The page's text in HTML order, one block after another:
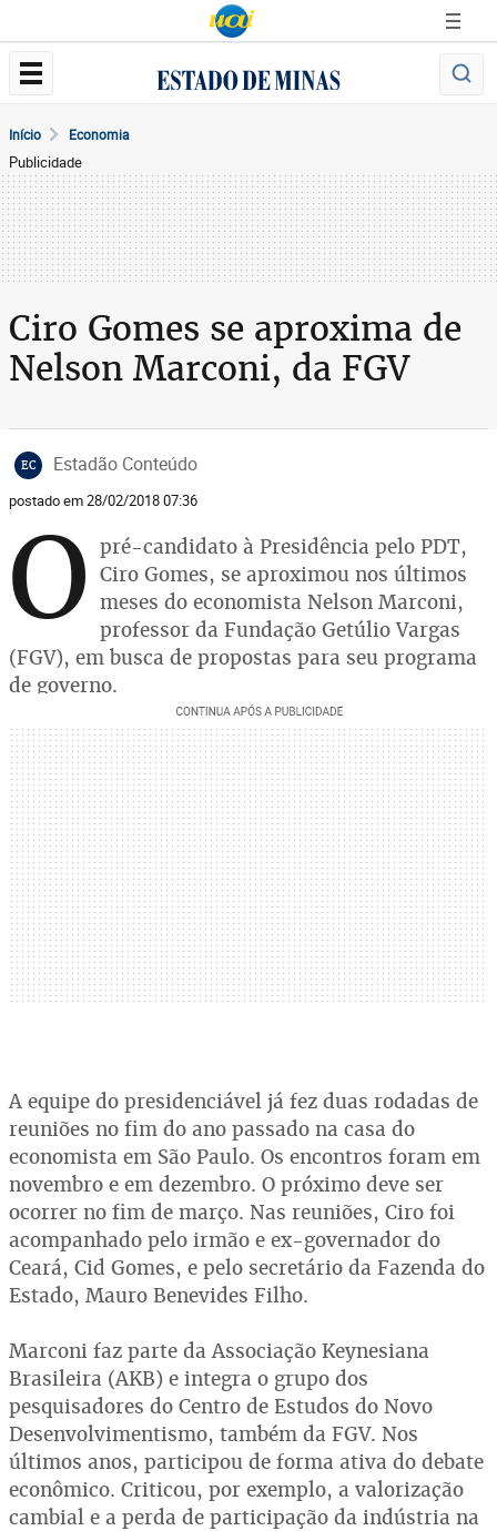
Início Economia
Publicidade
Ciro Gomes se aproxima de
Nelson Marconi, da FGV
EC Estadão Conteúdo
postado em 28/02/2018 07:36
O pré-candidato à Presidência pelo PDT,
Ciro Gomes, se aproximou nos últimos
meses do economista Nelson Marconi,
professor da Fundação Getúlio Vargas
(FGV), em busca de propostas para seu programa
de governo.
A equipe do presidenciável já fez duas rodadas de
reuniões no fim do ano passado na casa do
economista em São Paulo. Os encontros foram em
novembro e em dezembro. O próximo deve ser
ocorrer no fim de março. Nas reuniões, Ciro foi
acompanhado pelo irmão e ex-governador do
Ceará, Cid Gomes, e pelo secretário da Fazenda do
Estado, Mauro Benevides Filho.
Marconi faz parte da Associação Keynesiana
Brasileira (AKB) e integra o grupo dos
pesquisadores do Centro de Estudos do Novo
Desenvolvimentismo, também da FGV. Nos
últimos anos, participou de forma ativa do debate
econômico. Criticou, por exemplo, a valorização
cambial e a perda de participação da indústria na